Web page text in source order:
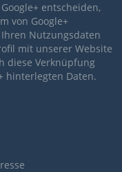
entscheiden,
von Google+
Nutzungsdaten
mit unserer Website
diese Verknüpfung
hinterlegten Daten.